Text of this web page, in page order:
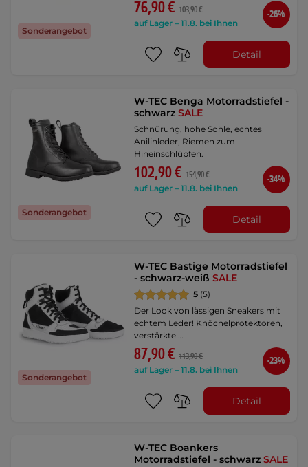
Sonderangebot
76,90 € 103,90 €
auf Lager – 11.8. bei Ihnen
-26%
Detail
Sonderangebot
W-TEC Benga Motorradstiefel -
schwarzSALE
Schnürung, hohe Sohle, echtes
Anilinleder, Riemen zum
Hineinschlüpfen.
102,90 € 154,90 €
auf Lager – 11.8. bei Ihnen
-34%
Detail
Sonderangebot
W-TEC Bastige Motorradstiefel
- schwarz-weißSALE
5 (5)
Der Look von lässigen Sneakers mit
echtem Leder! Knöchelprotektoren,
verstärkte …
87,90 € 113,90 €
auf Lager – 11.8. bei Ihnen
-23%
Detail
W-TEC Boankers
Motorradstiefel - schwarzSALE